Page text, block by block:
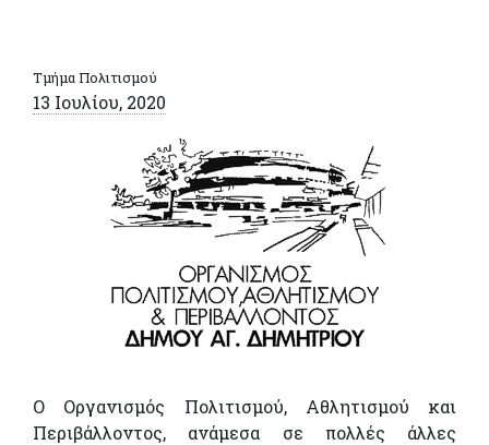
Τμήμα Πολιτισμού
13 Ιουλίου, 2020
Ο Οργανισμός Πολιτισμού, Αθλητισμού και
Περιβάλλοντος, ανάμεσα σε πολλές άλλες